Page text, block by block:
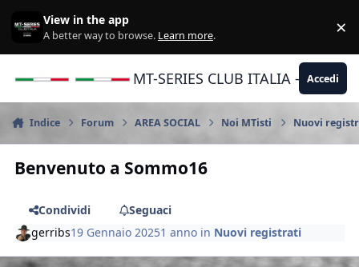
View in the app
A better way to browse. Learn more. ×
MT-SERIES CLUB ITALIA -Accedi
Indice Forum AREA SOCIAL Noi MTisti Nuovi
Benvenuto a Sommo16
Condividi
Seguaci
gerribs19 Gennaio 20251 anno in Nuovi registrati